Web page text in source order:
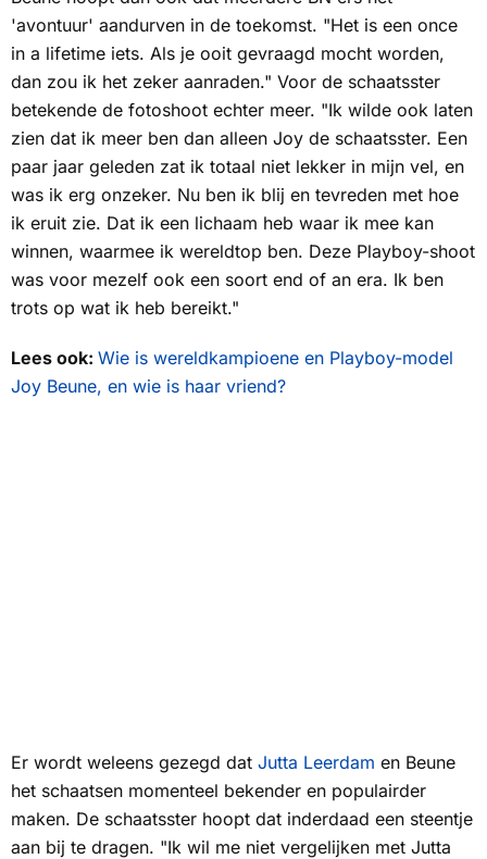
'avontuur' aandurven in de toekomst. "Het is een once
in a lifetime iets. Als je ooit gevraagd mocht worden,
dan zou ik het zeker aanraden." Voor de schaatsster
betekende de fotoshoot echter meer. "Ik wilde ook laten
zien dat ik meer ben dan alleen Joy de schaatsster. Een
paar jaar geleden zat ik totaal niet lekker in mijn vel, en
was ik erg onzeker. Nu ben ik blij en tevreden met hoe
ik eruit zie. Dat ik een lichaam heb waar ik mee kan
winnen, waarmee ik wereldtop ben. Deze Playboy-shoot
was voor mezelf ook een soort end of an era. Ik ben
trots op wat ik heb bereikt."
Lees ook: Wie is wereldkampioene en Playboy-model
Joy Beune, en wie is haar vriend?
Er wordt weleens gezegd dat Jutta Leerdam en Beune
het schaatsen momenteel bekender en populairder
maken. De schaatsster hoopt dat inderdaad een steentje
aan bij te dragen. "Ik wil me niet vergelijken met Jutta